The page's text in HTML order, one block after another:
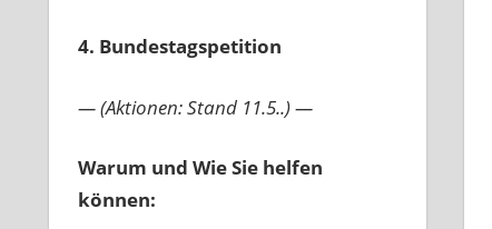
4. Bundestagspetition
— (Aktionen: Stand 11.5..) —
Warum und Wie Sie helfen
können: